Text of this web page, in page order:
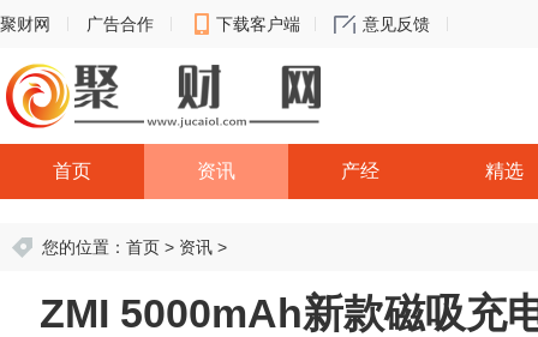
聚财网 广告合作 下载客户端 意见反馈
首页 资讯 产经 精选
您的位置： 首页 > 资讯 >
ZMI 5000mAh新款磁吸充